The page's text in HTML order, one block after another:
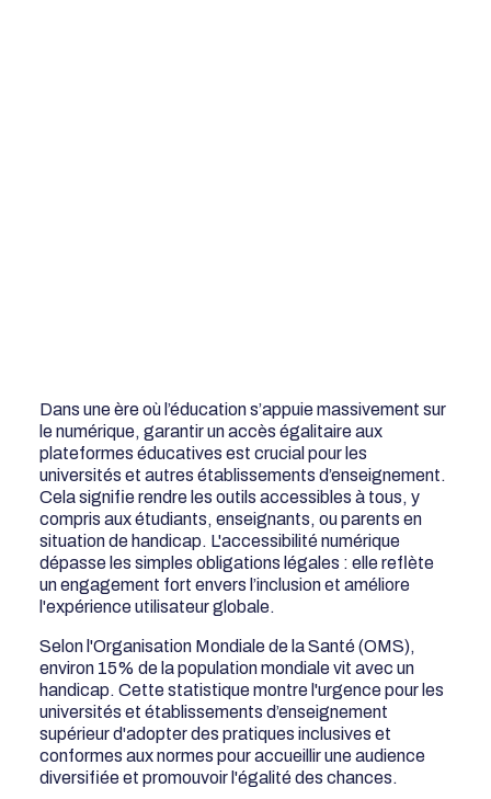
Dans une ère où l’éducation s’appuie massivement sur
le numérique, garantir un accès égalitaire aux
plateformes éducatives est crucial pour les
universités et autres établissements d’enseignement.
Cela signifie rendre les outils accessibles à tous, y
compris aux étudiants, enseignants, ou parents en
situation de handicap. L'accessibilité numérique
dépasse les simples obligations légales : elle reflète
un engagement fort envers l’inclusion et améliore
l'expérience utilisateur globale.
Selon l'Organisation Mondiale de la Santé (OMS),
environ 15% de la population mondiale vit avec un
handicap. Cette statistique montre l'urgence pour les
universités et établissements d’enseignement
supérieur d'adopter des pratiques inclusives et
conformes aux normes pour accueillir une audience
diversifiée et promouvoir l'égalité des chances.